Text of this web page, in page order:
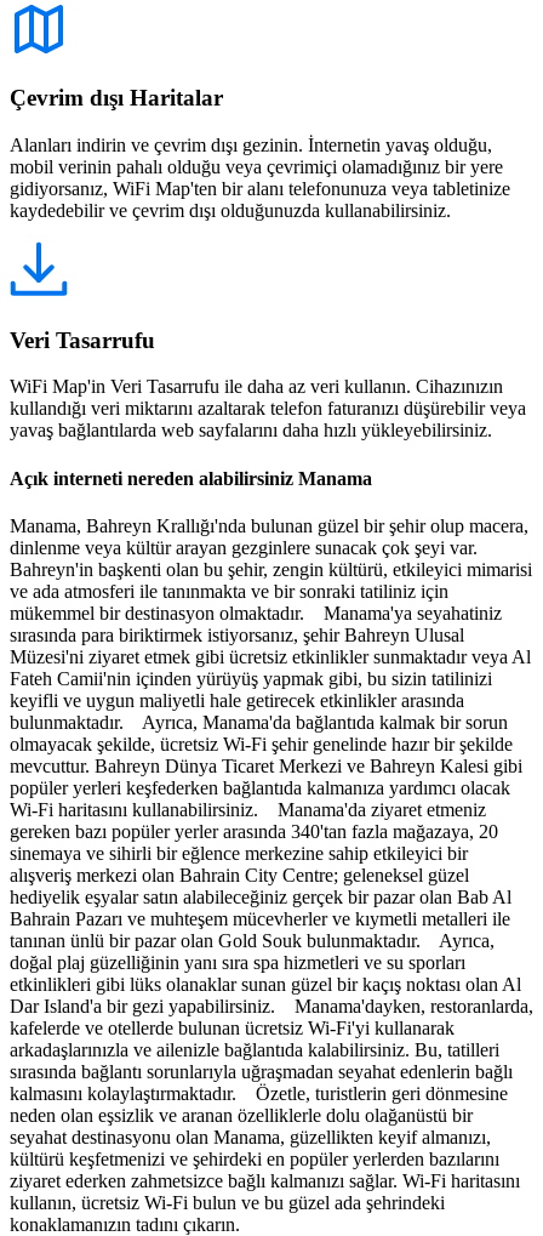
Çevrim dışı Haritalar
Alanları indirin ve çevrim dışı gezinin. İnternetin yavaş olduğu,
mobil verinin pahalı olduğu veya çevrimiçi olamadığınız bir yere
gidiyorsanız, WiFi Map'ten bir alanı telefonunuza veya tabletinize
kaydedebilir ve çevrim dışı olduğunuzda kullanabilirsiniz.
Veri Tasarrufu
WiFi Map'in Veri Tasarrufu ile daha az veri kullanın. Cihazınızın
kullandığı veri miktarını azaltarak telefon faturanızı düşürebilir veya
yavaş bağlantılarda web sayfalarını daha hızlı yükleyebilirsiniz.
Açık interneti nereden alabilirsiniz Manama
Manama, Bahreyn Krallığı'nda bulunan güzel bir şehir olup macera,
dinlenme veya kültür arayan gezginlere sunacak çok şeyi var.
Bahreyn'in başkenti olan bu şehir, zengin kültürü, etkileyici mimarisi
ve ada atmosferi ile tanınmakta ve bir sonraki tatiliniz için
mükemmel bir destinasyon olmaktadır. Manama'ya seyahatiniz
sırasında para biriktirmek istiyorsanız, şehir Bahreyn Ulusal
Müzesi'ni ziyaret etmek gibi ücretsiz etkinlikler sunmaktadır veya Al
Fateh Camii'nin içinden yürüyüş yapmak gibi, bu sizin tatilinizi
keyifli ve uygun maliyetli hale getirecek etkinlikler arasında
bulunmaktadır. Ayrıca, Manama'da bağlantıda kalmak bir sorun
olmayacak şekilde, ücretsiz Wi-Fi şehir genelinde hazır bir şekilde
mevcuttur. Bahreyn Dünya Ticaret Merkezi ve Bahreyn Kalesi gibi
popüler yerleri keşfederken bağlantıda kalmanıza yardımcı olacak
Wi-Fi haritasını kullanabilirsiniz. Manama'da ziyaret etmeniz
gereken bazı popüler yerler arasında 340'tan fazla mağazaya, 20
sinemaya ve sihirli bir eğlence merkezine sahip etkileyici bir
alışveriş merkezi olan Bahrain City Centre; geleneksel güzel
hediyelik eşyalar satın alabileceğiniz gerçek bir pazar olan Bab Al
Bahrain Pazarı ve muhteşem mücevherler ve kıymetli metalleri ile
tanınan ünlü bir pazar olan Gold Souk bulunmaktadır. Ayrıca,
doğal plaj güzelliğinin yanı sıra spa hizmetleri ve su sporları
etkinlikleri gibi lüks olanaklar sunan güzel bir kaçış noktası olan Al
Dar Island'a bir gezi yapabilirsiniz. Manama'dayken, restoranlarda,
kafelerde ve otellerde bulunan ücretsiz Wi-Fi'yi kullanarak
arkadaşlarınızla ve ailenizle bağlantıda kalabilirsiniz. Bu, tatilleri
sırasında bağlantı sorunlarıyla uğraşmadan seyahat edenlerin bağlı
kalmasını kolaylaştırmaktadır. Özetle, turistlerin geri dönmesine
neden olan eşsizlik ve aranan özelliklerle dolu olağanüstü bir
seyahat destinasyonu olan Manama, güzellikten keyif almanızı,
kültürü keşfetmenizi ve şehirdeki en popüler yerlerden bazılarını
ziyaret ederken zahmetsizce bağlı kalmanızı sağlar. Wi-Fi haritasını
kullanın, ücretsiz Wi-Fi bulun ve bu güzel ada şehrindeki
konaklamanızın tadını çıkarın.